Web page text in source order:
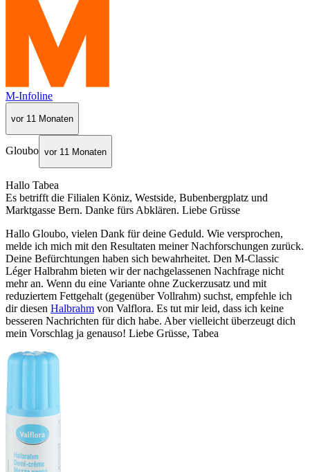
M-Infoline
vor 11 Monaten
Gloubo vor 11 Monaten
Hallo Tabea
Es betrifft die Filialen Köniz, Westside, Bubenbergplatz und
Marktgasse Bern. Danke fürs Abklären. Liebe Grüsse
Hallo Gloubo, vielen Dank für deine Geduld. Wie versprochen,
melde ich mich mit den Resultaten meiner Nachforschungen zurück.
Deine Befürchtungen haben sich bewahrheitet. Den M-Classic
Léger Halbrahm bieten wir der nachgelassenen Nachfrage nicht
mehr an. Wenn du eine Variante ohne Zuckerzusatz und mit
reduziertem Fettgehalt (gegenüber Vollrahm) suchst, empfehle ich
dir diesen Halbrahm von Valflora. Es tut mir leid, dass ich keine
besseren Nachrichten für dich habe. Aber vielleicht überzeugt dich
mein Vorschlag ja genauso! Liebe Grüsse, Tabea